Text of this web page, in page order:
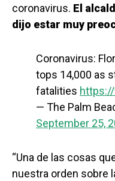
coronavirus. El
dijo estar muy
Coronavirus:
tops 14,000 as
fatalities
— The Palm
September 25,
“Una de las cosas
nuestra orden sobre